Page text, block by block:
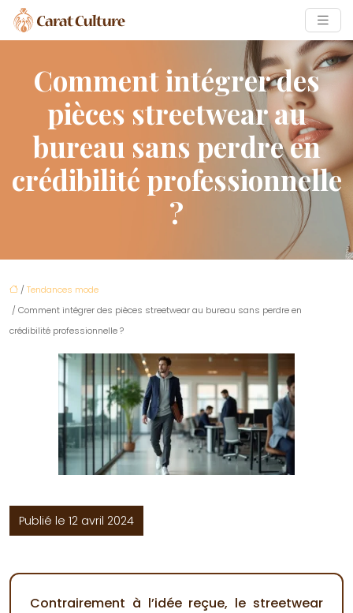
Comment intégrer des
pièces streetwear au
bureau sans perdre en
crédibilité professionnelle
?
/Tendances mode
/ Comment intégrer des pièces streetwear au bureau sans perdre en
crédibilité professionnelle ?
Publié le 12 avril 2024
Contrairement à l’idée reçue, le streetwear